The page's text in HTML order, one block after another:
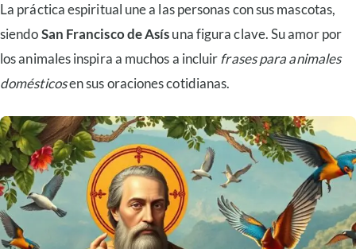
La práctica espiritual une a las personas con sus mascotas,
siendoSan Francisco de Asísuna figura clave. Su amor por
los animales inspira a muchos a incluir frases para animales
domésticosen sus oraciones cotidianas.